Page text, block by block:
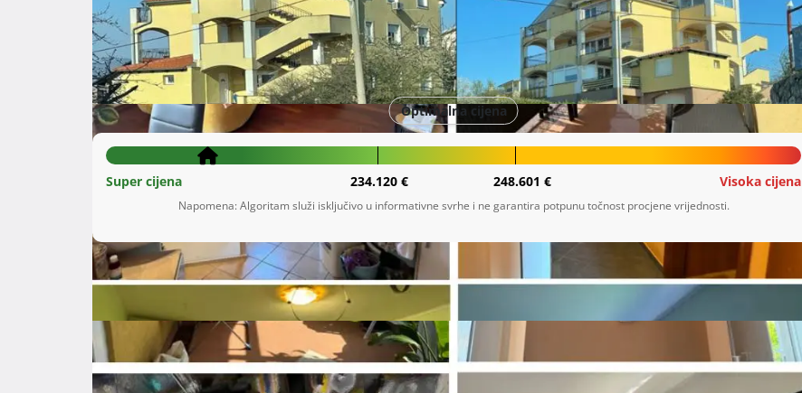
Škurinjska Draga
Primorsko-goranska županija
176.800 €
Optimalna cijena
Super cijena 234.120 € 248.601 € Visoka cijena
Napomena: Algoritam služi isključivo u informativne svrhe i ne garantira potpunu točnost procjene vrijednosti.
Opis
I. PODACI O PREDMETU PRODAJE
Opis predmeta prodaje:
Predmet prodaje je nekretnina upisana u zk.ul.br. 3285, kč.br. 1061/5, k.o. Drenova. Prodaje se 4.
Suvlasnički dio: 30/100 ETAŽNO VLASNIŠTVO (E-4) STAN br. 4 u potkrovlju, koji se sastoji od